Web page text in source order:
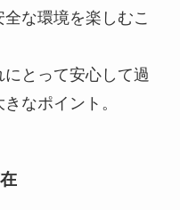
な環境を楽しむこ
とって安心して過
なポイント。